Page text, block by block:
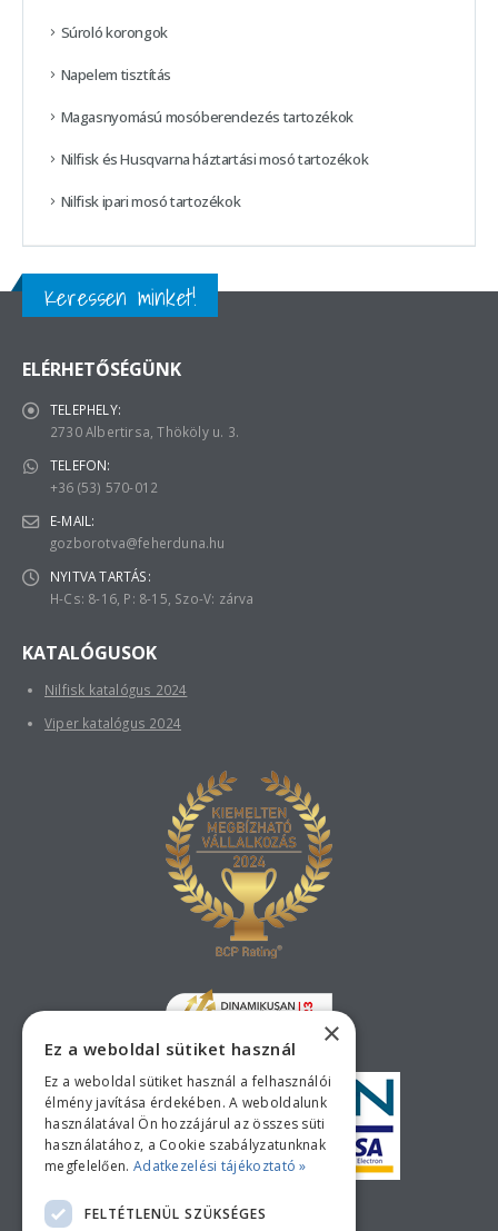
Súroló korongok
Napelem tisztítás
Magasnyomású mosóberendezés tartozékok
Nilfisk és Husqvarna háztartási mosó tartozékok
Nilfisk ipari mosó tartozékok
Keressen minket!
ELÉRHETŐSÉGÜNK
TELEPHELY:
2730 Albertirsa, Thököly u. 3.
TELEFON:
+36 (53) 570-012
E-MAIL:
gozborotva@feherduna.hu
NYITVA TARTÁS:
H-Cs: 8-16, P: 8-15, Szo-V: zárva
KATALÓGUSOK
Nilfisk katalógus 2024
Viper katalógus 2024
×
Ez a weboldal sütiket használ
Ez a weboldal sütiket használ a felhasználói
élmény javítása érdekében. A weboldalunk
használatával Ön hozzájárul az összes süti
használatához, a Cookie szabályzatunknak
megfelelően. Adatkezelési tájékoztató »
FELTÉTLENÜL SZÜKSÉGES